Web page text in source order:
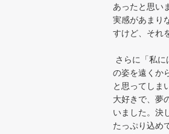
あったと思い
実感があまり
すけど、それ
さらに「私に
の姿を遠くか
と思ってしま
大好きで、夢
いました。決
たっぷり込め